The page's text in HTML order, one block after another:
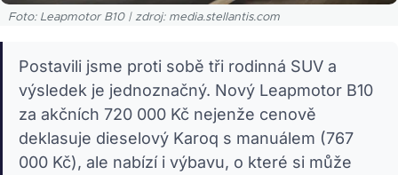
Foto: Leapmotor B10 | zdroj: media.stellantis.com
Postavili jsme proti sobě tři rodinná SUV a
výsledek je jednoznačný. Nový Leapmotor B10
za akčních 720 000 Kč nejenže cenově
deklasuje dieselový Karoq s manuálem (767
000 Kč), ale nabízí i výbavu, o které si může